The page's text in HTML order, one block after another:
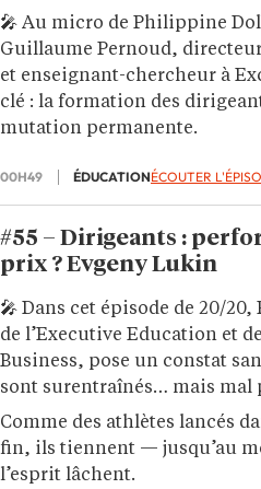
🎤 Au micro de Philippine
Guillaume Pernoud,
et enseignant-chercheur à
clé : la formation des
mutation permanente.
00H49 ÉDUCATIONÉCOUTER
#55 – Dirigeants :
prix ? Evgeny Lukin
🎤 Dans cet épisode de 20/
de l’Executive Education et
Business, pose un constat
sont surentraînés… mais mal
Comme des athlètes lancés
fin, ils tiennent — jusqu’au
l’esprit lâchent.